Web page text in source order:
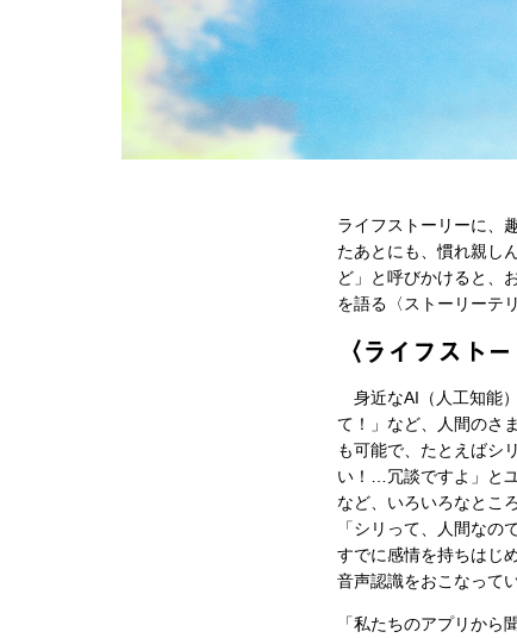
ライフストーリーに、
たあとにも、慣れ親し
ど」と呼びかけると、
を語る〈ストーリーテ
〈ライフスト
身近なAI（人工知能
て！」など、人間のさ
も可能で、たとえばシ
い！…冗談ですよ」と
など、いろいろなとこ
「シリって、人間な
すでに感情を持ちはじ
音声認識をおこなって
「私たちのアプリから